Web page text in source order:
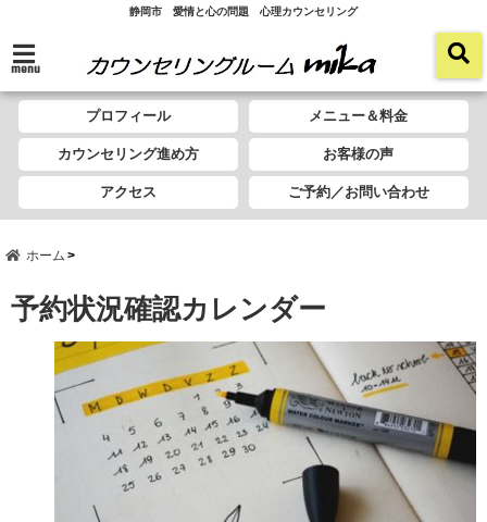
静岡市 愛情と心の問題 心理カウンセリング
menu
プロフィール メニュー＆料金
カウンセリング進め方 お客様の声
アクセス ご予約／お問い合わせ
ホーム
予約状況確認カレンダー